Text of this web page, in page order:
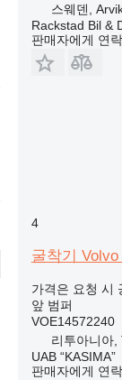
스웨덴,
Rackstad Bil &
판매자에게 연락
4
굴착기
가격은 요청 시
앞 범퍼
VOE14572240
리투아니아,
UAB “KASIMA”
판매자에게 연락